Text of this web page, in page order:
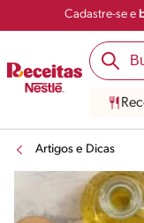
Cadastre-se e
Artigos e Dicas